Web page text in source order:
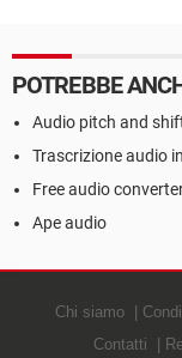
POTREBBE
Audio pitch and
Trascrizione audio
Free audio
Ape audio
Chi siamo
Contatti